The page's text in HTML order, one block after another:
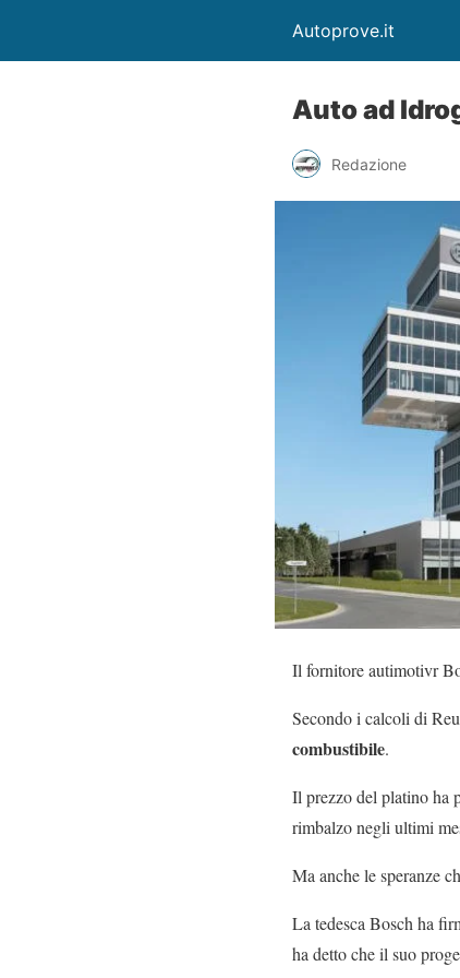
Autoprove.it
Auto ad
Redazione
Il fornitore autimotivr
Secondo i calcoli di
combustibile.
Il prezzo del platino ha
rimbalzo negli ultimi
Ma anche le speranze
La tedesca Bosch ha
ha detto che il suo